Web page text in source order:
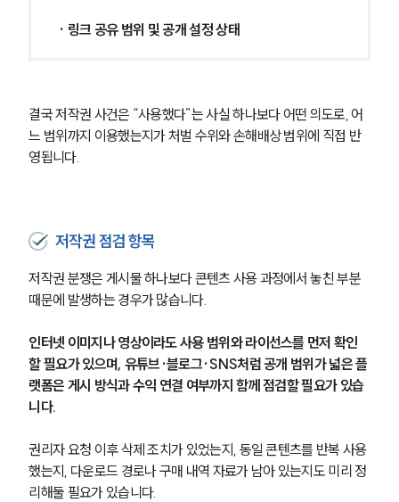
· 링크 공유 범위 및 공개 설정 상태
결국 저작권 사건은 “사용했다”는 사실 하나보다 어떤 의도로, 어
느 범위까지 이용했는지가 처벌 수위와 손해배상 범위에 직접 반
영됩니다.
저작권 점검 항목
저작권 분쟁은 게시물 하나보다 콘텐츠 사용 과정에서 놓친 부분
때문에 발생하는 경우가 많습니다.
인터넷 이미지나 영상이라도 사용 범위와 라이선스를 먼저 확인
할 필요가 있으며, 유튜브·블로그·SNS처럼 공개 범위가 넓은 플
랫폼은 게시 방식과 수익 연결 여부까지 함께 점검할 필요가 있습
니다.
권리자 요청 이후 삭제 조치가 있었는지, 동일 콘텐츠를 반복 사용
했는지, 다운로드 경로나 구매 내역 자료가 남아 있는지도 미리 정
리해둘 필요가 있습니다.